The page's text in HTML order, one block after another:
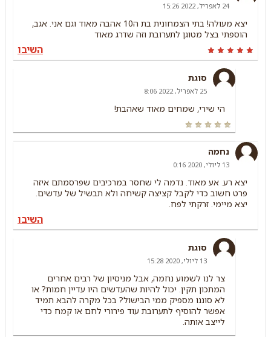
24 לאפריל, 2022 15:26
יצא מעולה! בתי הצמחונית בת ה10 אהבה מאוד וגם אני. אגב,
הוספתי בצל מטוגן לתערובת וזה שדרג מאוד
השיבו
סוגת
25 לאפריל, 2022 8:06
הי שירי, שמחים מאוד שאהבת!
נחמה
13 ליולי, 2020 0:16
יצא רע. אע מאוד. נדמה לי שחסר במרכיבים שפרסמתם איזה
פרט חשוב כדי לקבל קציצה קשיחה ולא תבשיל של עדשים.
יצא מיימי. זרקתי לפח.
השיבו
סוגת
13 ליולי, 2020 15:28
צר לנו לשמוע נחמה, אבל מניסיון של רבים אחרים
המתכון תקין. יכול להיות שהעדשים היו עדיין חמות? או
לא סוננו מספיק ממי הבישול? בכל מקרה להבא תמיד
אפשר להוסיף לתערובת עוד פירורי לחם או קמח כדי
לייצב אותה.